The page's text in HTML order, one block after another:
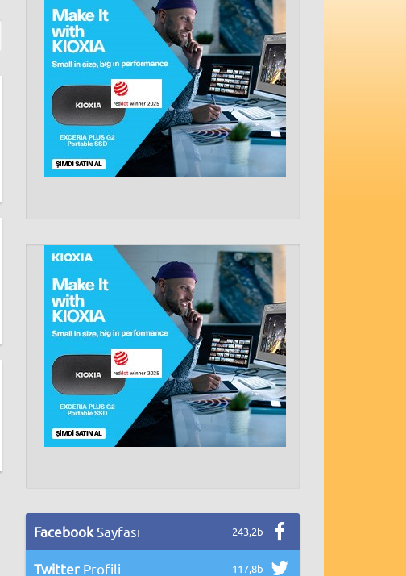
Facebook Sayfası 243,2b
Twitter Profili 117,8b